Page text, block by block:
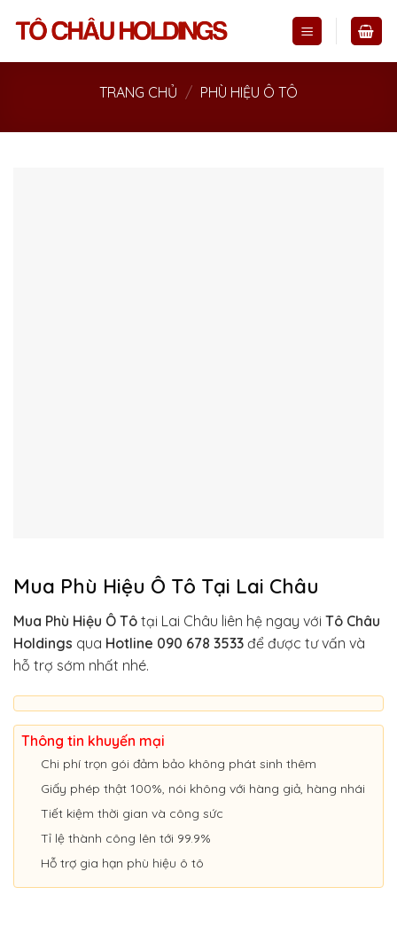
TRANG CHỦ / PHÙ HIỆU Ô TÔ
Mua Phù Hiệu Ô Tô Tại Lai Châu
Mua Phù Hiệu Ô Tô tại Lai Châu liên hệ ngay với Tô Châu
Holdings qua Hotline 090 678 3533 để được tư vấn và
hỗ trợ sớm nhất nhé.
Thông tin khuyến mại
Chi phí trọn gói đảm bảo không phát sinh thêm
Giấy phép thật 100%, nói không với hàng giả, hàng nhái
Tiết kiệm thời gian và công sức
Tỉ lệ thành công lên tới 99.9%
Hỗ trợ gia hạn phù hiệu ô tô